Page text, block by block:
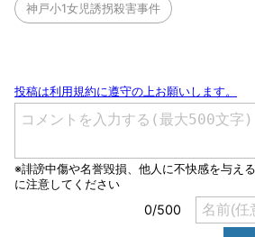
神戸小1女児誘拐殺害事件